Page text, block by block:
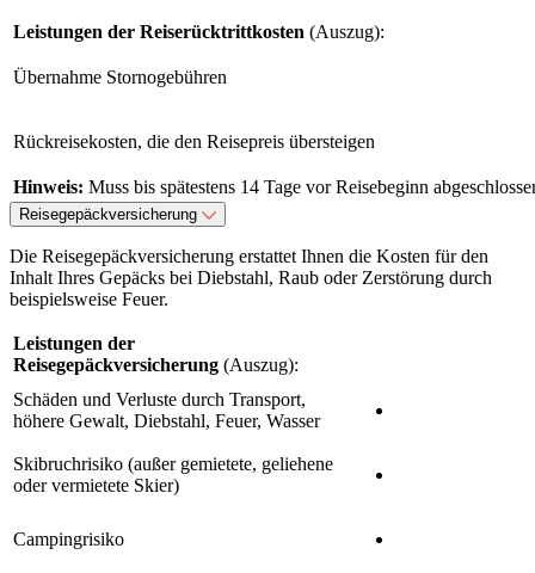
Leistungen der Reiserücktrittkosten (Auszug):
Übernahme Stornogebühren
Rückreisekosten, die den Reisepreis übersteigen
Hinweis: Muss bis spätestens 14 Tage vor Reisebeginn
Reisegepäckversicherung
Die Reisegepäckversicherung erstattet Ihnen die Kosten für den
Inhalt Ihres Gepäcks bei Diebstahl, Raub oder Zerstörung durch
beispielsweise Feuer.
Leistungen der
Reisegepäckversicherung (Auszug):
Schäden und Verluste durch Transport,
höhere Gewalt, Diebstahl, Feuer, Wasser
Skibruchrisiko (außer gemietete, geliehene
oder vermietete Skier)
Campingrisiko